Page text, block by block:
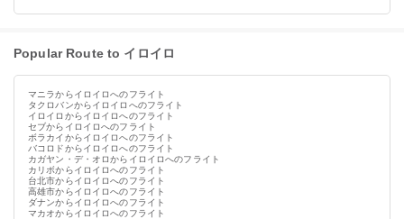
Popular Route to イロイロ
マニラからイロイロへのフライト
タクロバンからイロイロへのフライト
イロイロからイロイロへのフライト
セブからイロイロへのフライト
ボラカイからイロイロへのフライト
バコロドからイロイロへのフライト
カガヤン・デ・オロからイロイロへのフライト
カリボからイロイロへのフライト
台北市からイロイロへのフライト
高雄市からイロイロへのフライト
ダナンからイロイロへのフライト
マカオからイロイロへのフライト